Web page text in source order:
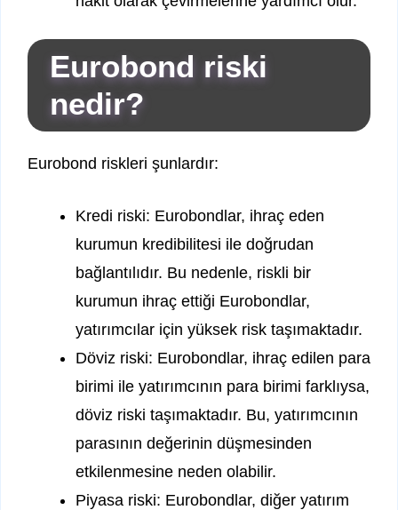
Eurobond riski
nedir?
Eurobond riskleri şunlardır:
Kredi riski: Eurobondlar, ihraç eden
kurumun kredibilitesi ile doğrudan
bağlantılıdır. Bu nedenle, riskli bir
kurumun ihraç ettiği Eurobondlar,
yatırımcılar için yüksek risk taşımaktadır.
Döviz riski: Eurobondlar, ihraç edilen para
birimi ile yatırımcının para birimi farklıysa,
döviz riski taşımaktadır. Bu, yatırımcının
parasının değerinin düşmesinden
etkilenmesine neden olabilir.
Piyasa riski: Eurobondlar, diğer yatırım